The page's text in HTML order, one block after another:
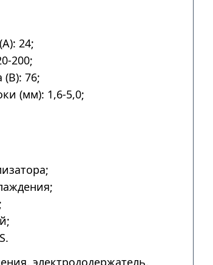
24;
200;
(В): 76;
(мм): 1,6-5,0;
электрододержатель,